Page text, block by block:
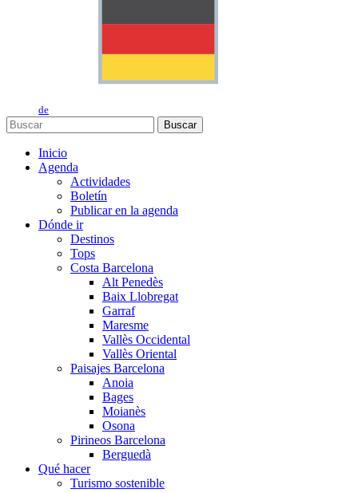
de
Buscar
Inicio
Agenda
Actividades
Boletín
Publicar en la agenda
Dónde ir
Destinos
Tops
Costa Barcelona
Alt Penedès
Baix Llobregat
Garraf
Maresme
Vallès Occidental
Vallès Oriental
Paisajes Barcelona
Anoia
Bages
Moianès
Osona
Pirineos Barcelona
Berguedà
Qué hacer
Turismo sostenible